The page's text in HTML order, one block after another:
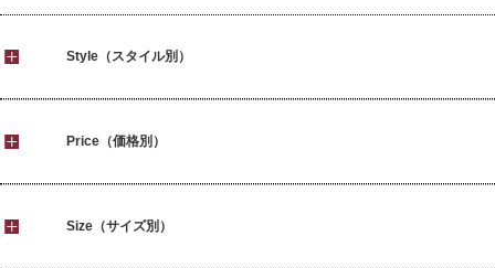
Style（スタイル別）
Price（価格別）
Size（サイズ別）